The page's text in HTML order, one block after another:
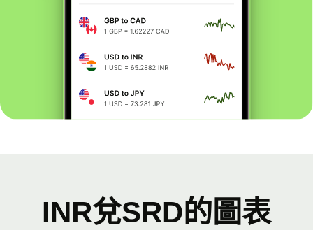
INR兌SRD的圖表